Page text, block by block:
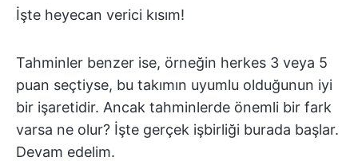
İşte heyecan verici kısım!
Tahminler benzer ise, örneğin herkes 3 veya 5
puan seçtiyse, bu takımın uyumlu olduğunun iyi
bir işaretidir. Ancak tahminlerde önemli bir fark
varsa ne olur? İşte gerçek işbirliği burada başlar.
Devam edelim.